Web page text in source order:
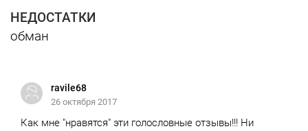
НЕДОСТАТКИ
обман
ravile68
26 октября 2017
Как мне "нравятся" эти голословные отзывы!!! Ни